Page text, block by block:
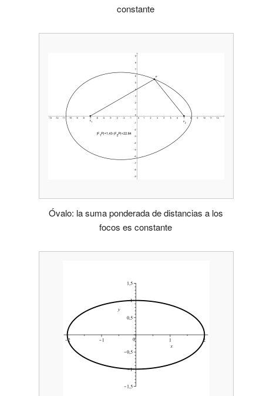
constante
Óvalo: la suma ponderada de distancias a los
focos es constante